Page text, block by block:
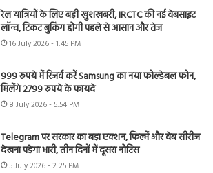
रेल यात्रियों के लिए बड़ी खुशखबरी, IRCTC की नई वेबसाइट
लॉन्च, टिकट बुकिंग होगी पहले से आसान और तेज
16 July 2026 - 1:45 PM
999 रुपये में रिजर्व करें Samsung का नया फोल्डेबल फोन,
मिलेंगे 2799 रुपये के फायदे
8 July 2026 - 5:54 PM
Telegram पर सरकार का बड़ा एक्शन, फिल्में और वेब सीरीज
देखना पड़ेगा भारी, तीन दिनों में दूसरा नोटिस
5 July 2026 - 2:25 PM